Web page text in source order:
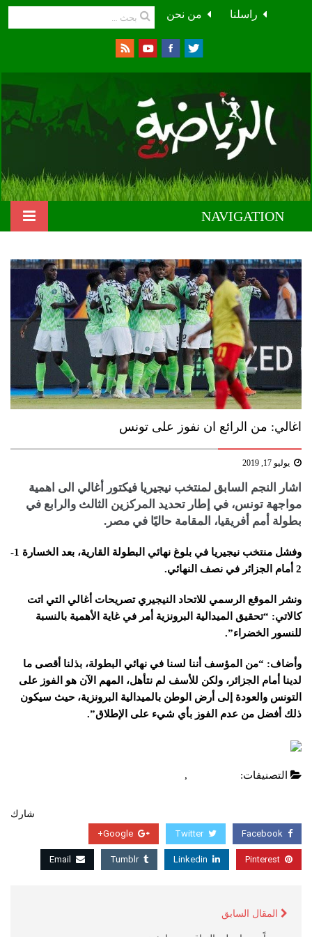
من نحن راسلنا
NAVIGATION
اغالي: من الرائع ان نفوز على تونس
يوليو 17, 2019
اشار النجم السابق ل​منتخب نيجيريا​ ​فيكتور أغالي​ الى اهمية
مواجهة تونس، في إطار تحديد المركزين الثالث والرابع في ​
بطولة أمم أفريقيا​، المقامة حاليًا في مصر.
وفشل منتخب نيجيريا في بلوغ نهائي البطولة القارية، بعد الخسارة 1-
2 أمام الجزائر في نصف النهائي.
ونشر الموقع الرسمي للاتحاد النيجيري تصريحات أغالي التي اتت
كالاتي: “تحقيق الميدالية البرونزية أمر في غاية الأهمية بالنسبة
للنسور الخضراء”.
وأضاف: “من المؤسف أننا لسنا في نهائي البطولة، بذلنا أقصى ما
لدينا أمام الجزائر، ولكن للأسف لم نتأهل، المهم الآن هو الفوز على
التونس والعودة إلى أرض الوطن بالميدالية البرونزية، حيث سيكون
ذلك أفضل من عدم الفوز بأي شيء على الإطلاق”.
التصنيفات: ,
شارك
Facebook
Twitter
Google+
Pinterest
Linkedin
Tumblr
Email
المقال السابق